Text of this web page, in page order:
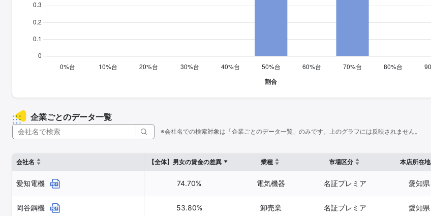
企業ごとのデータ一覧
※会社名での検索対象は「企業ごとのデータ一覧」のみです。上のグラフには反映されません。
会社名 【全体】男女の賃金の差異 業種 市場区分 本店所在地
愛知電機 74.70% 電気機器 名証プレミア 愛知県
岡谷鋼機 53.80% 卸売業 名証プレミア 愛知県